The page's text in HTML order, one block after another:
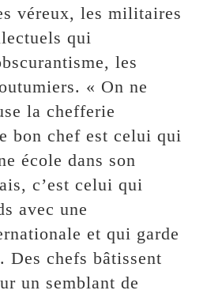
véreux, les militaires
qui
les
« On ne
la chefferie
bon chef est celui qui
école dans son
c’est celui qui
avec une
et qui garde
Des chefs bâtissent
un semblant de